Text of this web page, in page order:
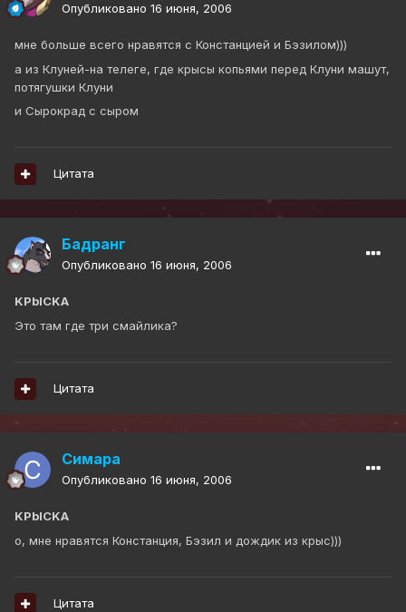
Опубликовано 16 июня, 2006
мне больше всего нравятся с Констанцией и Бэзилом)))
а из Клуней-на телеге, где крысы копьями перед Клуни машут,
потягушки Клуни
и Сырокрад с сыром
Цитата
Бадранг
Опубликовано 16 июня, 2006
KPbICKA
Это там где три смайлика?
Цитата
Симара
Опубликовано 16 июня, 2006
KPbICKA
о, мне нравятся Констанция, Бэзил и дождик из крыс)))
Цитата